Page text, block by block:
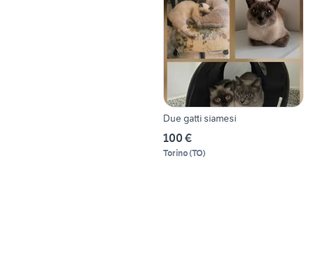
Due gatti siamesi
100 €
Torino(TO)